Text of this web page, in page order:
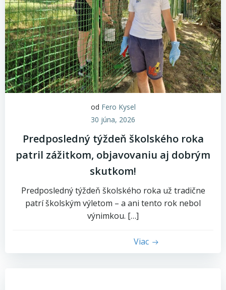
od Fero Kysel
30 júna, 2026
Predposledný týždeň školského roka
patril zážitkom, objavovaniu aj dobrým
skutkom!
Predposledný týždeň školského roka už tradične
patrí školským výletom – a ani tento rok nebol
výnimkou. […]
Viac